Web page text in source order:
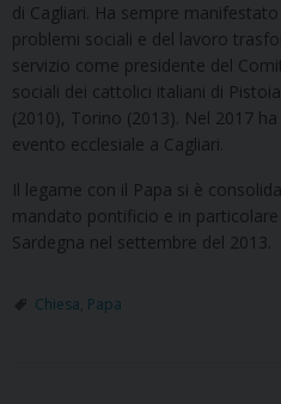
di Cagliari. Ha sempre
problemi sociali e del lavoro
servizio come presidente del
sociali dei cattolici italiani di
(2010), Torino (2013). Nel 2017
evento ecclesiale a Cagliari.
Il legame con il Papa si è
mandato pontificio e in
Sardegna nel settembre del 2013.
Chiesa Papa